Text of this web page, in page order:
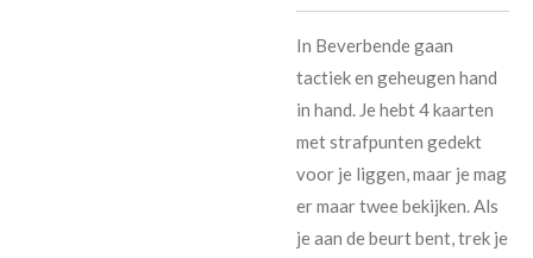
In Beverbende gaan
tactiek en geheugen hand
in hand. Je hebt 4 kaarten
met strafpunten gedekt
voor je liggen, maar je mag
er maar twee bekijken. Als
je aan de beurt bent, trek je